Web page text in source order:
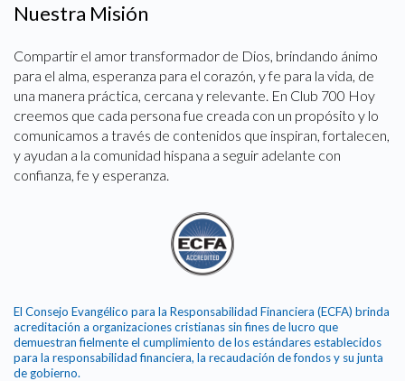
Nuestra Misión
Compartir el amor transformador de Dios, brindando ánimo
para el alma, esperanza para el corazón, y fe para la vida, de
una manera práctica, cercana y relevante. En Club 700 Hoy
creemos que cada persona fue creada con un propósito y lo
comunicamos a través de contenidos que inspiran, fortalecen,
y ayudan a la comunidad hispana a seguir adelante con
confianza, fe y esperanza.
El Consejo Evangélico para la Responsabilidad Financiera (ECFA) brinda
acreditación a organizaciones cristianas sin fines de lucro que
demuestran fielmente el cumplimiento de los estándares establecidos
para la responsabilidad financiera, la recaudación de fondos y su junta
de gobierno.